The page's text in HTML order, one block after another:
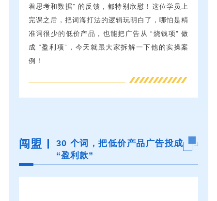
着思考和数据” 的反馈，都特别欣慰！这位学员上
完课之后，把词海打法的逻辑玩明白了，哪怕是精
准词很少的低价产品，也能把广告从 “烧钱项” 做
成 “盈利项”，今天就跟大家拆解一下他的实操案
例！
闯盟
30 个词，把低价产品广告投成
“盈利款”